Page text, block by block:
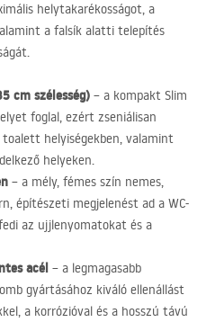
helytakarékosságot, a
a falsík alatti telepítés
cm szélesség) – a kompakt Slim
foglal, ezért zseniálisan
toalett helyiségekben, valamint
helyeken.
– a mély, fémes szín nemes,
építészeti megjelenést ad a WC-
az ujjlenyomatokat és a
acél – a legmagasabb
gyártásához kiváló ellenállást
a korrózióval és a hosszú távú